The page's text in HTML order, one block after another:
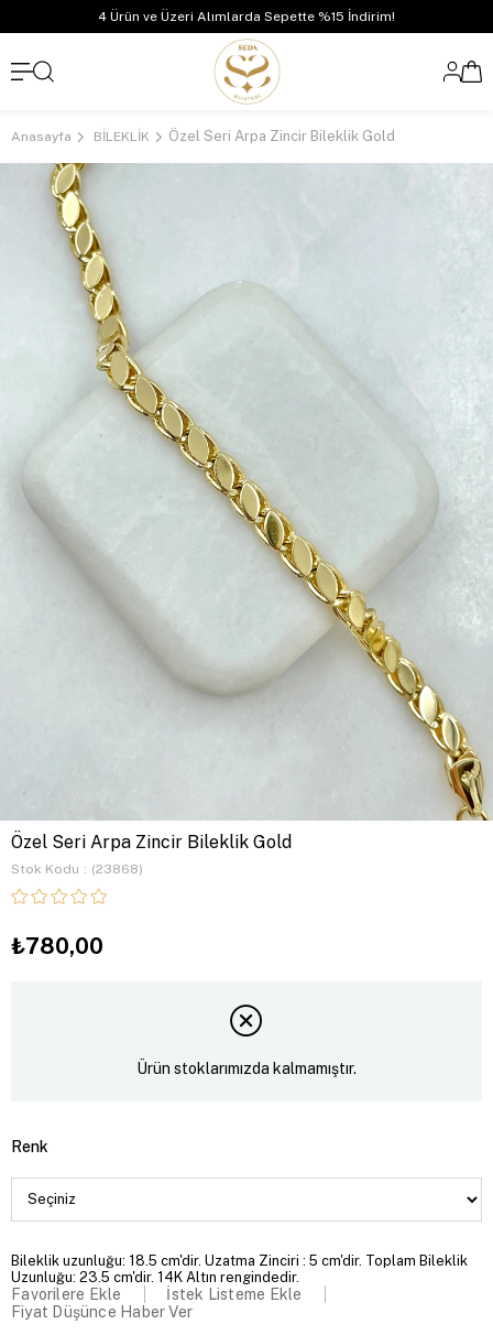
4 Ürün ve Üzeri Alımlarda Sepette %15 İndirim!
Anasayfa BİLEKLİK Özel Seri Arpa Zincir Bileklik Gold
Özel Seri Arpa Zincir Bileklik Gold
Stok Kodu (23868)
₺780,00
Ürün stoklarımızda kalmamıştır.
Renk
Bileklik uzunluğu: 18.5 cm'dir. Uzatma Zinciri : 5 cm'dir. Toplam Bileklik
Uzunluğu: 23.5 cm'dir. 14K Altın rengindedir.
Favorilere Ekle
İstek Listeme Ekle
Fiyat Düşünce Haber Ver